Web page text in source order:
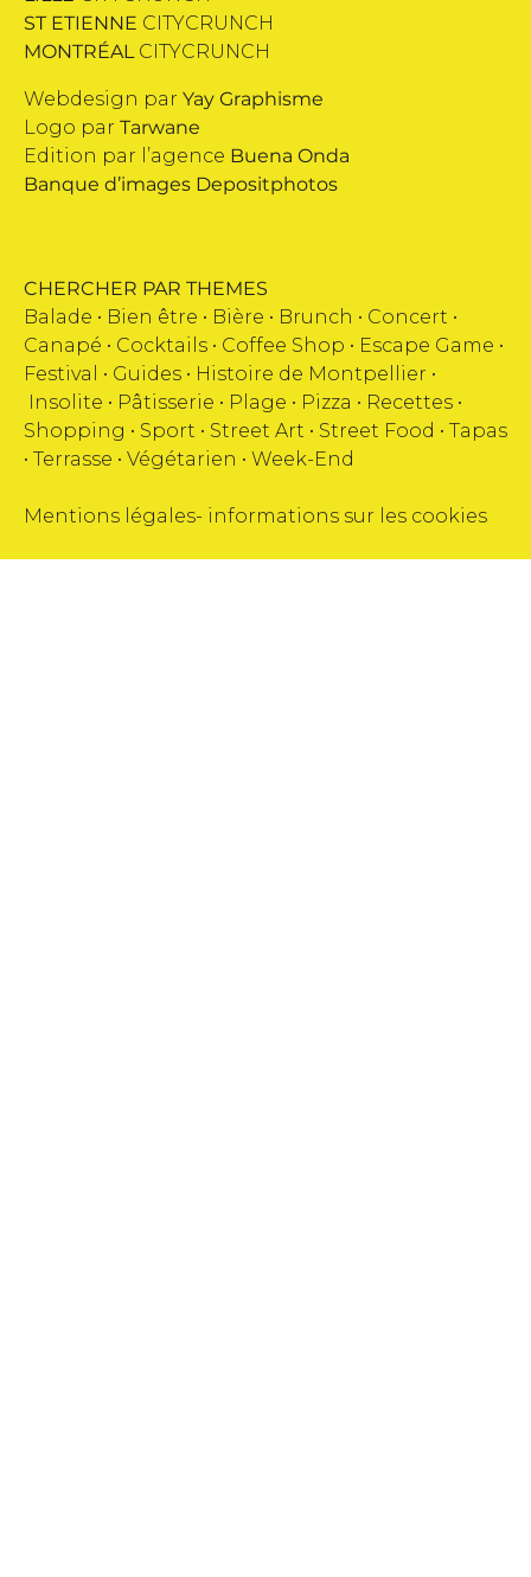
ST ETIENNE CITYCRUNCH
MONTRÉALCITYCRUNCH
Webdesign par Yay Graphisme
Logo par Tarwane
Edition par l’agence Buena Onda
Banque d’images Depositphotos
CHERCHER PAR THEMES
Balade • Bien être • Bière • Brunch • Concert •
Canapé • Cocktails • Coffee Shop • Escape Game •
Festival
• Guides • Histoire de Montpellier •
Insolite • Pâtisserie • Plage • Pizza • Recettes •
Shopping • Sport • Street Art • Street Food • Tapas
• Terrasse • Végétarien • Week-End
Mentions légales- informations sur les cookies